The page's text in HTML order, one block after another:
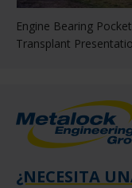
Engine Bearing Pocket
Transplant
¿NECESITA